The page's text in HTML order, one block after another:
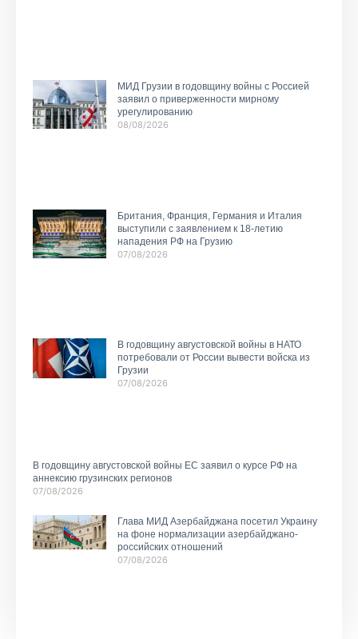
МИД Грузии в годовщину войны с Россией
заявил о приверженности мирному
урегулированию
08/08/2026
Британия, Франция, Германия и Италия
выступили с заявлением к 18-летию
нападения РФ на Грузию
07/08/2026
В годовщину августовской войны в НАТО
потребовали от России вывести войска из
Грузии
07/08/2026
В годовщину августовской войны ЕС заявил о курсе РФ на
аннексию грузинских регионов
07/08/2026
Глава МИД Азербайджана посетил Украину
на фоне нормализации азербайджано-
российских отношений
07/08/2026